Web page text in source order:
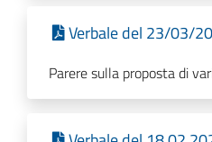
Verbale del 23/03/
Parere sulla proposta di